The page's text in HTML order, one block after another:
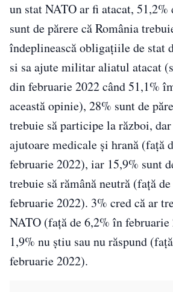
un stat NATO ar fi atacat,
sunt de părere că România
îndeplinească obligațiile de stat
si sa ajute militar aliatul atacat
din februarie 2022 când 51,1%
această opinie), 28% sunt de
trebuie să participe la război,
ajutoare medicale și hrană (față
februarie 2022), iar 15,9% sunt
trebuie să rămână neutră (față
februarie 2022). 3% cred că ar
NATO (față de 6,2% în
1,9% nu știu sau nu răspund
februarie 2022).